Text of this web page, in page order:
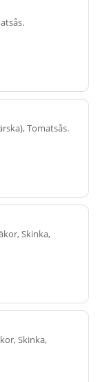
.
Tomatsås.
Skinka,
Skinka,